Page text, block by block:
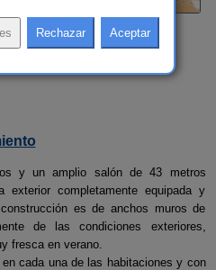
y un amplio salón de 43 metros
exterior completamente equipada y
es de anchos muros de
de las condiciones exteriores,
fresca en verano.
cada una de las habitaciones y con